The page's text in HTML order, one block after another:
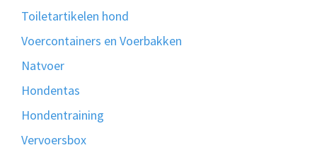
Toiletartikelen hond
Voercontainers en Voerbakken
Natvoer
Hondentas
Hondentraining
Vervoersbox